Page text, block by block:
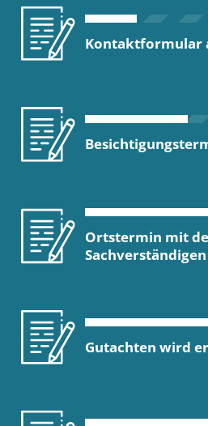
Kontaktformular
Ortstermin mit
Sachverständigen
Gutachten wird